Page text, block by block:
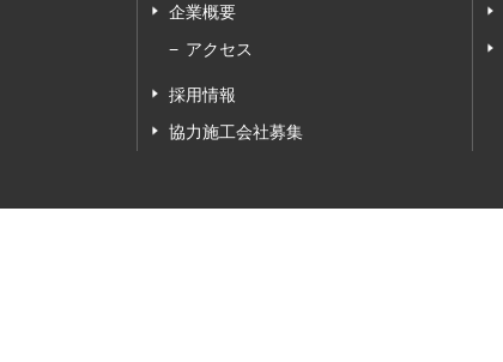
企業概要
アクセス
採用情報
協力施工会社募集